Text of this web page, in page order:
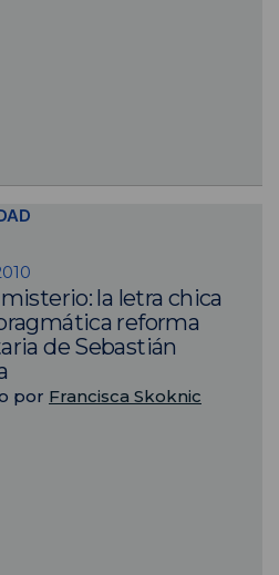
la letra chica
reforma
de Sebastián
por Francisca Skoknic